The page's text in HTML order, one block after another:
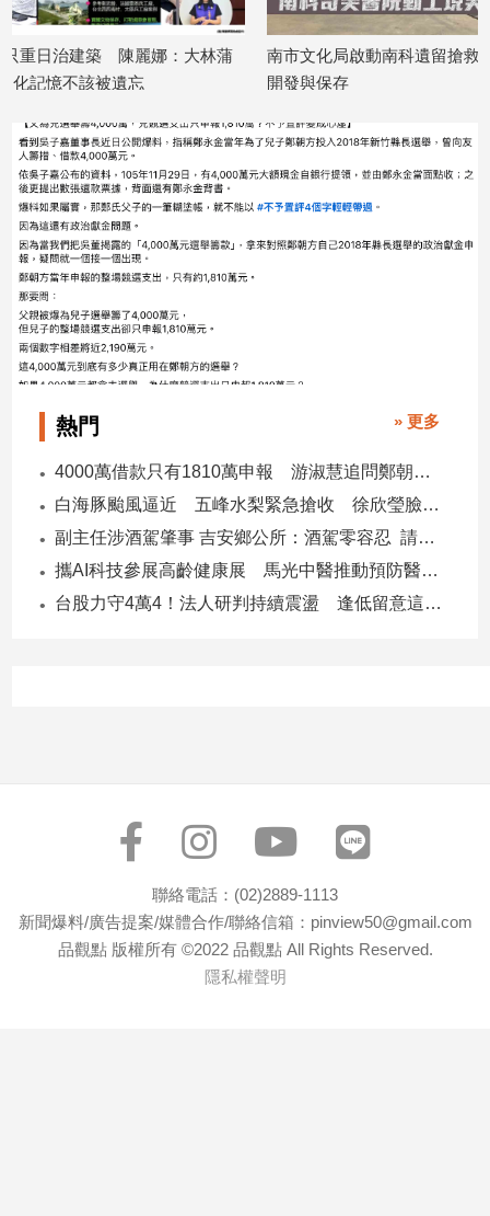
影
推
薦
科
遊
戲
運
動
寵
物
Pet
影
體
南市文化局啟動南科遺留搶救發掘 兼顧
開發與保存
三日聚集百家品牌
生活
熱門 » 更多
4000萬借款只有1810萬申報 游淑慧追問鄭朝方：2190萬差額去哪了
白海豚颱風逼近 五峰水梨緊急搶收 徐欣瑩臉書急呼「搶救五峰水梨」
副主任涉酒駕肇事 吉安鄉公所：酒駕零容忍 請辭獲准
攜AI科技參展高齡健康展 馬光中醫推動預防醫學迎接長壽新經濟
台股力守4萬4！法人研判持續震盪 逢低留意這些族群
聯絡電話：(02)2889-1113
新聞爆料/廣告提案/媒體合作/聯絡信箱：pinview50@gmail.com
品觀點 版權所有 ©2022 品觀點 All Rights Reserved.
隱私權聲明